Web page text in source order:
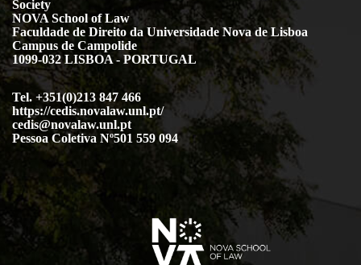
Society
NOVA School of Law
Faculdade de Direito da Universidade Nova de Lisboa
Campus de Campolide
1099-032 LISBOA - PORTUGAL
Tel. +351(0)213 847 466
https://cedis.novalaw.unl.pt/
cedis@novalaw.unl.pt
Pessoa Coletiva Nº501 559 094